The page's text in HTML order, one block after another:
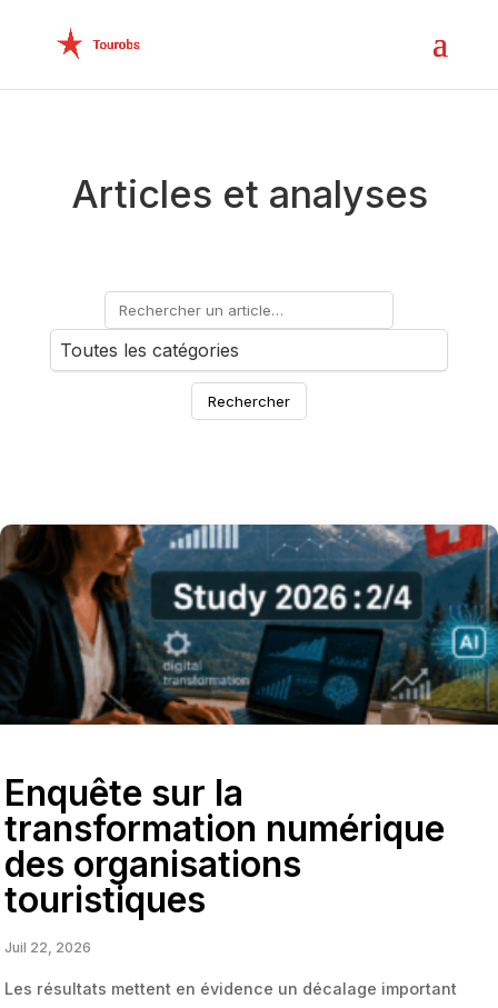
Articles et analyses
Rechercher
Enquête sur la
transformation numérique
des organisations
touristiques
Juil 22, 2026
Les résultats mettent en évidence un décalage important